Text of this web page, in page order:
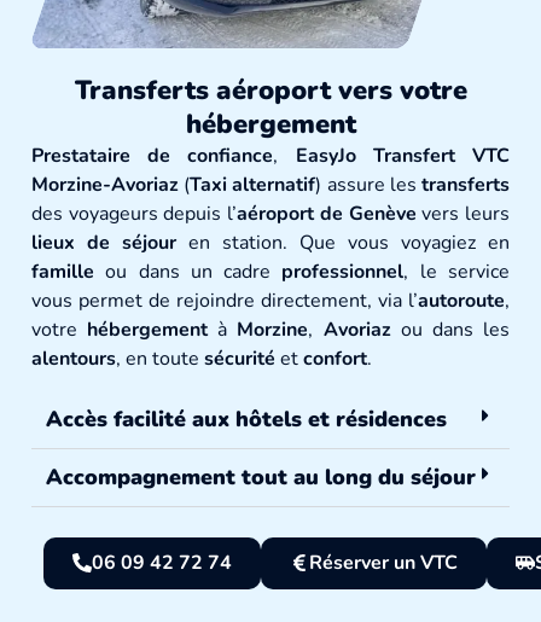
Transferts aéroport vers votre
hébergement
Prestataire de confiance, EasyJo Transfert VTC
Morzine-Avoriaz (Taxi alternatif) assure lestransferts
des voyageurs depuis l’aéroport de Genève vers leurs
lieux de séjour en station. Que vous voyagiez en
famille ou dans un cadre professionnel, le service
vous permet de rejoindre directement, via l’autoroute,
votre hébergementà Morzine, Avoriazou dans les
alentours, en toute sécurité etconfort.
Accès facilité aux hôtels et résidences
Accompagnement tout au long du séjour
06 09 42 72 74 Réserver un VTC